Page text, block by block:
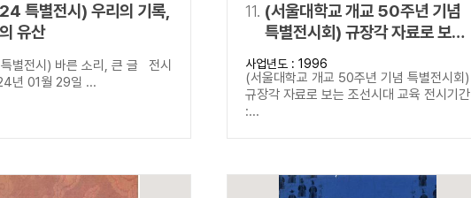
특별전시) 우리의 기록,
유산
별전시) 바른 소리, 큰 글 전시
년 01월 29일 ...
11. (서울대학교 개교 50주년 기념
특별전시회) 규장각 자료로 보는
조선시대 교육
사업년도 : 1996
(서울대학교 개교 50주년 기념 특별전시회)
규장각 자료로 보는 조선시대 교육 전시기간
:...